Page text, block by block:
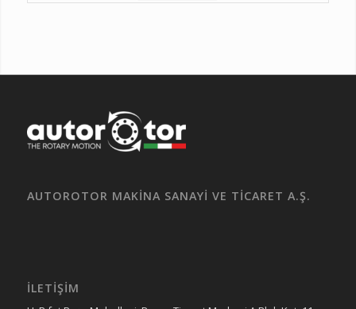
AUTOROTOR MAKİNA SANAYİ VE TİCARET A.Ş.
İLETİŞİM